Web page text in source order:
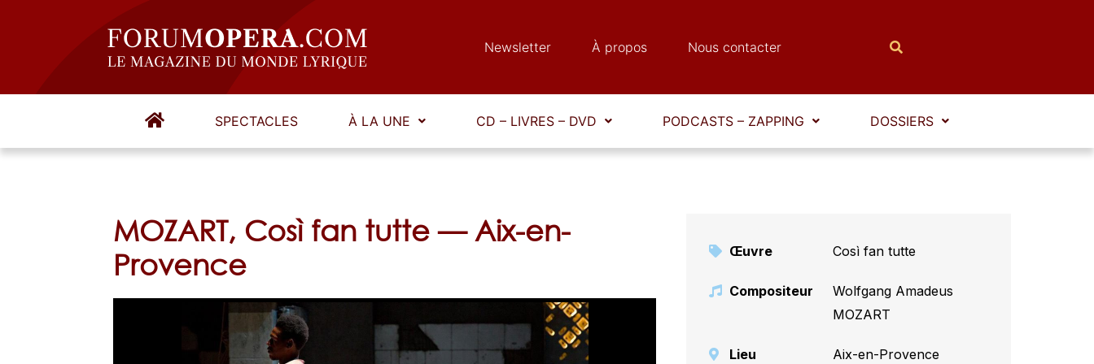
Newsletter À propos Nous contacter
SPECTACLES À LA UNE CD – LIVRES – DVD PODCASTS – ZAPPING DOSSIERS
MOZART, Così fan tutte — Aix-en-
Provence
Œuvre Così fan tutte
Compositeur
Wolfgang Amadeus
MOZART
Lieu Aix-en-Provence